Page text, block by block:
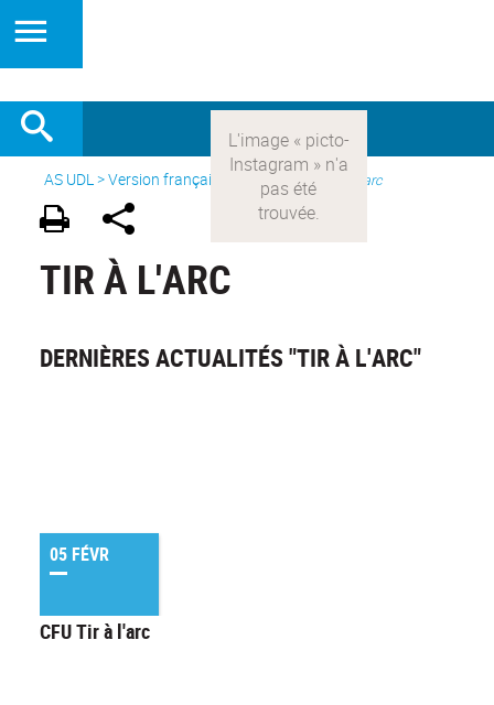
AS UDL>Version française > Les sports > Tir à l'arc
TIR À L'ARC
DERNIÈRES ACTUALITÉS "TIR À L'ARC"
05 FÉVR
CFU Tir à l'arc